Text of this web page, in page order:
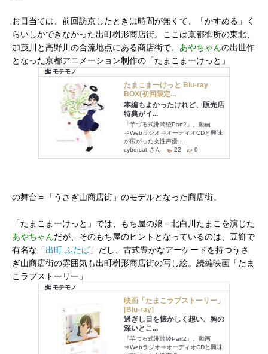
お目当ては、前回訪京したときは時間が無くて、「かすめる」く
らいしかできなかった出町桝形商店街。ここは京都御所の東北、
加茂川と高野川の合流地点にある商店街で、 あやちゃんの出世作
となった京都アニメーション制作の「たまこまーけっと」
の舞台＝「うさぎ山商店街」のモデルとなった商店街。
「たまこまーけっと」では、もち屋の娘＝北白川たまこを演じた
あやちゃんだが、そのもち屋のヒントとなっているのは、豆餅で
有名な「出町 ふたば」だし、古式豊かなアーケードを持つうさ
ぎ山商店街の雰囲気も出町桝形商店街の写し絵。続編映画「たま
こラブストーリー」